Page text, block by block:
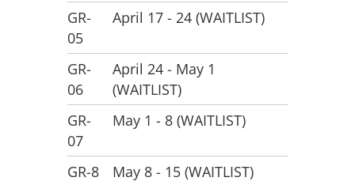
GR-
05
April 17 - 24 (WAITLIST)
GR-
06
April 24 - May 1
(WAITLIST)
GR-
07
May 1 - 8 (WAITLIST)
GR-8
May 8 - 15 (WAITLIST)